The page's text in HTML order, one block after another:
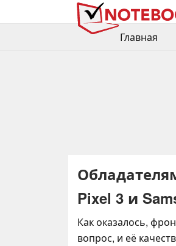
Главная
Pixel 3 и
Как оказалось,
вопрос, и её